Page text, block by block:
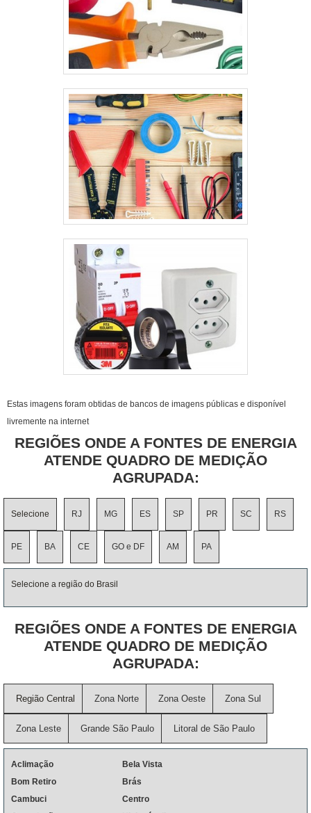
Estas imagens foram obtidas de bancos de imagens públicas e disponível
livremente na internet
REGIÕES ONDE A FONTES DE ENERGIA
ATENDE QUADRO DE MEDIÇÃO
AGRUPADA:
Selecione RJ MG ES SP PR SC RS
PE BA CE GO e DF AM PA
Selecione a região do Brasil
REGIÕES ONDE A FONTES DE ENERGIA
ATENDE QUADRO DE MEDIÇÃO
AGRUPADA:
Região Central Zona Norte Zona Oeste Zona Sul
Zona Leste Grande São Paulo Litoral de São Paulo
Aclimação
Bela Vista
Bom Retiro
Brás
Cambuci
Centro